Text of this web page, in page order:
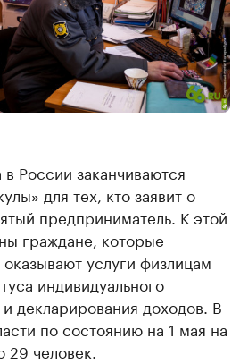
России заканчиваются
для тех, кто заявит о
предприниматель. К этой
граждане, которые
услуги физлицам
индивидуального
декларирования доходов. В
по состоянию на 1 мая на
29 человек.